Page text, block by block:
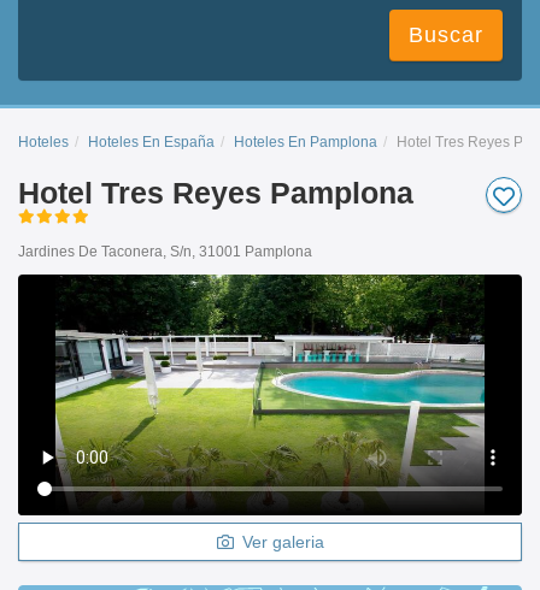
Buscar
Hoteles Hoteles En España Hoteles En Pamplona Hotel Tres Reyes
Hotel Tres Reyes Pamplona
Jardines De Taconera, S/n, 31001 Pamplona
Ver galeria